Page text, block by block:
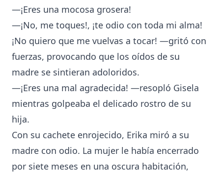
—¡Eres una mocosa grosera!
—¡No, me toques!, ¡te odio con toda mi alma!
¡No quiero que me vuelvas a tocar! —gritó con
fuerzas, provocando que los oídos de su
madre se sintieran adoloridos.
—¡Eres una mal agradecida! —resopló Gisela
mientras golpeaba el delicado rostro de su
hija.
Con su cachete enrojecido, Erika miró a su
madre con odio. La mujer le había encerrado
por siete meses en una oscura habitación,